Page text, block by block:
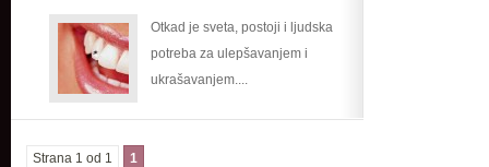
Otkad je sveta, postoji i ljudska
potreba za ulepšavanjem i
ukrašavanjem....
Strana 1 od 1 1